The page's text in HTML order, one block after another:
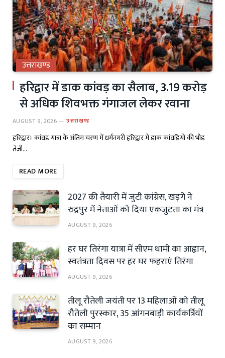
उत्तराखण्ड
हरिद्वार में डाक कांवड़ का सैलाब, 3.19 करोड़
से अधिक शिवभक्त गंगाजल लेकर रवाना
AUGUST 9, 2026 उत्तराखण्ड
हरिद्वार। कांवड़ यात्रा के अंतिम चरण में धर्मनगरी हरिद्वार में डाक कांवड़ियों की भीड़
तेजी…
READ MORE
2027 की तैयारी में जुटी कांग्रेस, खड़गे ने
रुद्रपुर में नेताओं को दिया एकजुटता का मंत्र
AUGUST 9, 2026
हर घर तिरंगा यात्रा में सीएम धामी का आह्वान,
स्वतंत्रता दिवस पर हर घर फहराएं तिरंगा
AUGUST 9, 2026
तीलू रौतेली जयंती पर 13 महिलाओं को तीलू
रौतेली पुरस्कार, 35 आंगनबाड़ी कार्यकर्त्रियों
का सम्मान
AUGUST 9, 2026